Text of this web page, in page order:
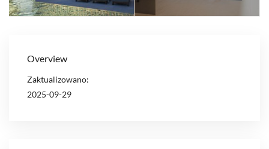
Overview
Zaktualizowano:
2025-09-29